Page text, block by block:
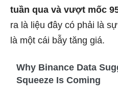
tuần qua và vượt mốc
ra là liệu đây có phải là
là một cái bẫy tăng giá.
Why Binance Data
Squeeze Is Coming